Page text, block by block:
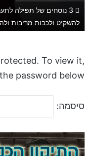
3 נוסחים של תפילה
להשקיט ולכבות מריבות
To view it,
password below.
סיסמה: